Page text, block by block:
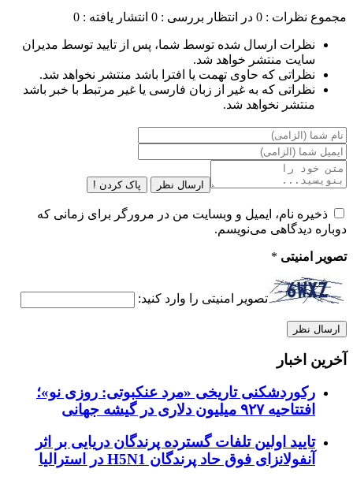
مجموع نظرات : 0 در انتظار بررسی : 0 انتشار یافته : 0
نظرات ارسال شده توسط شما، پس از تایید توسط مدیران
سایت منتشر خواهد شد.
نظراتی که حاوی تهمت یا افترا باشد منتشر نخواهد شد.
نظراتی که به غیر از زبان فارسی یا غیر مرتبط با خبر باشد
منتشر نخواهد شد.
ارسال نظر پاک کردن !
ذخیره نام، ایمیل و وبسایت من در مرورگر برای زمانی که
دوباره دیدگاهی می‌نویسم.
تصویر امنیتی *
تصویر امنیتی را وارد کنید:
آخرین اخبار
رکوردشکنی تاریخی «مرد عنکبوتی: روزی نو»؛
افتتاحیه ۹۲۷ میلیون دلاری در گیشه جهانی
تایید اولین تلفات گسترده پرندگان دریایی بر اثر
آنفولانزای فوق حاد پرندگان H5N1 در استرالیا